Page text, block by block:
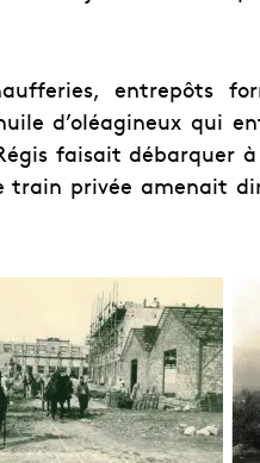
entrepôts
d’oléagineux qui
faisait débarquer
train privée amenait